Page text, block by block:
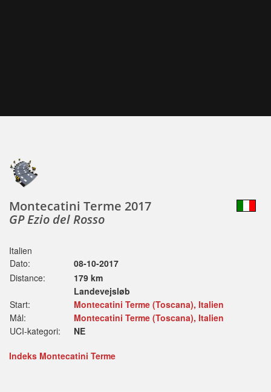
Montecatini Terme 2017
GP Ezio del Rosso
Italien
Dato:
08-10-2017
Distance:
179 km
Landevejsløb
Start:
Montecatini Terme (Toscana), Italien
Mål:
Montecatini Terme (Toscana), Italien
UCI-kategori:
NE
Indeks Montecatini Terme